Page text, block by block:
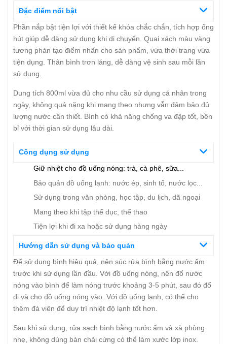
Đặc điểm nổi bật
Phần nắp bật tiện lợi với thiết kế khóa chắc chắn, tích hợp ống
hút giúp dễ dàng sử dụng khi di chuyển. Quai xách màu vàng
tương phản tạo điểm nhấn cho sản phẩm, vừa thời trang vừa
tiện dụng. Thân bình trơn láng, dễ dàng vệ sinh sau mỗi lần
sử dụng.
Dung tích 800ml vừa đủ cho nhu cầu sử dụng cá nhân trong
ngày, không quá nặng khi mang theo nhưng vẫn đảm bảo đủ
lượng nước cần thiết. Bình có khả năng chống va đập tốt, bền
bỉ với thời gian sử dụng lâu dài.
Công dụng sử dụng
Giữ nhiệt cho đồ uống nóng: trà, cà phê, sữa...
Bảo quản đồ uống lạnh: nước ép, sinh tố, nước lọc...
Sử dụng trong văn phòng, học tập, du lịch, dã ngoại
Mang theo khi tập thể dục, thể thao
Tiện lợi khi đi xa hoặc sử dụng hàng ngày
Hướng dẫn sử dụng và bảo quản
Để sử dụng bình hiệu quả, nên súc rửa bình bằng nước ấm
trước khi sử dụng lần đầu. Với đồ uống nóng, nên đổ nước
nóng vào bình để làm nóng trước khoảng 3-5 phút, sau đó đổ
đi và cho đồ uống nóng vào. Với đồ uống lạnh, có thể cho
thêm đá viên để duy trì nhiệt độ lạnh tốt hơn.
Sau khi sử dụng, rửa sạch bình bằng nước ấm và xà phòng
nhẹ, không dùng bàn chải cứng có thể làm xước lớp inox.